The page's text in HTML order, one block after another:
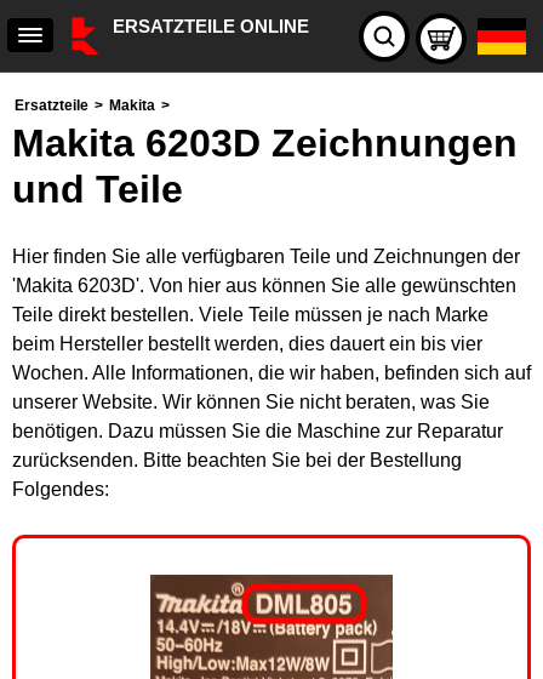
ERSATZTEILE ONLINE
Ersatzteile > Makita >
Makita 6203D Zeichnungen
und Teile
Hier finden Sie alle verfügbaren Teile und Zeichnungen der
'Makita 6203D'. Von hier aus können Sie alle gewünschten
Teile direkt bestellen. Viele Teile müssen je nach Marke
beim Hersteller bestellt werden, dies dauert ein bis vier
Wochen. Alle Informationen, die wir haben, befinden sich auf
unserer Website. Wir können Sie nicht beraten, was Sie
benötigen. Dazu müssen Sie die Maschine zur Reparatur
zurücksenden. Bitte beachten Sie bei der Bestellung
Folgendes: